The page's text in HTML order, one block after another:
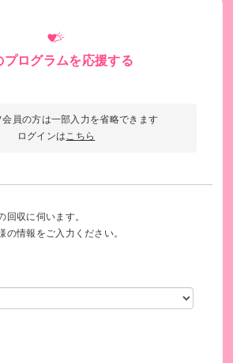
お願いいたします！
プログラムを応援する
会員の方は一部入力を省略できます
ログインはこちら
回収に伺います。
の情報をご入力ください。